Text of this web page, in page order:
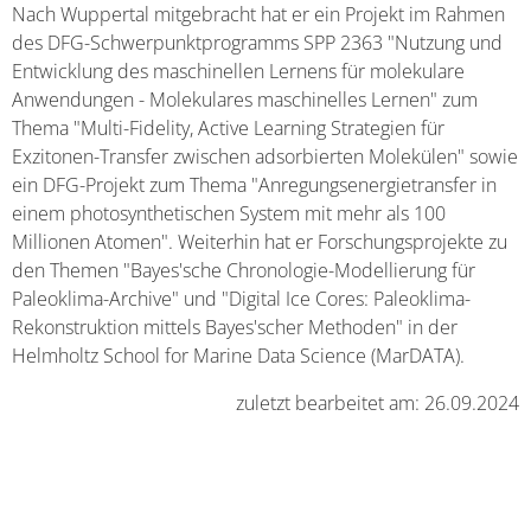
Nach Wuppertal mitgebracht hat er ein Projekt im Rahmen
des DFG-Schwerpunktprogramms SPP 2363 "Nutzung und
Entwicklung des maschinellen Lernens für molekulare
Anwendungen - Molekulares maschinelles Lernen" zum
Thema "Multi-Fidelity, Active Learning Strategien für
Exzitonen-Transfer zwischen adsorbierten Molekülen" sowie
ein DFG-Projekt zum Thema "Anregungsenergietransfer in
einem photosynthetischen System mit mehr als 100
Millionen Atomen". Weiterhin hat er Forschungsprojekte zu
den Themen "Bayes'sche Chronologie-Modellierung für
Paleoklima-Archive" und "Digital Ice Cores: Paleoklima-
Rekonstruktion mittels Bayes'scher Methoden" in der
Helmholtz School for Marine Data Science (MarDATA).
zuletzt bearbeitet am: 26.09.2024